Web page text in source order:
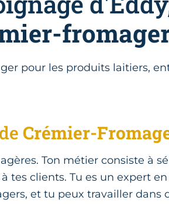
pour les produits laitiers,
Crémier-
Ton métier consiste à
tes clients. Tu es un expert
et tu peux travailler dans